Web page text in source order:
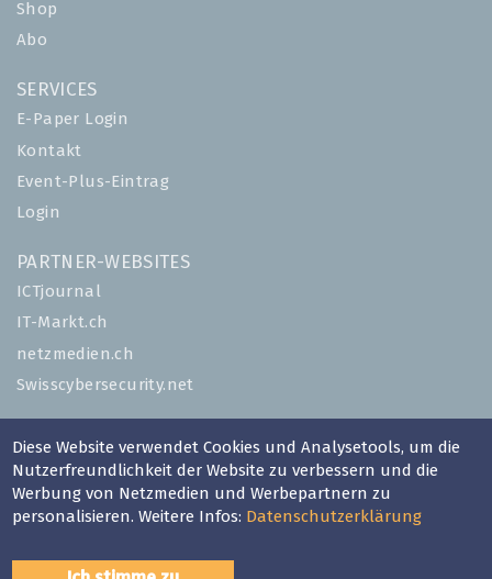
Shop
Abo
SERVICES
E-Paper Login
Kontakt
Event-Plus-Eintrag
Login
PARTNER-WEBSITES
ICTjournal
IT-Markt.ch
netzmedien.ch
Swisscybersecurity.net
Impressum
AGB
Nutzungsbestimmungen
Datenschutzerklärung
Diese Website verwendet Cookies und Analysetools, um die
Nutzerfreundlichkeit der Website zu verbessern und die
Werbung von Netzmedien und Werbepartnern zu
personalisieren. Weitere Infos: Datenschutzerklärung